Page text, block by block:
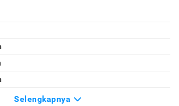
Selengkapnya